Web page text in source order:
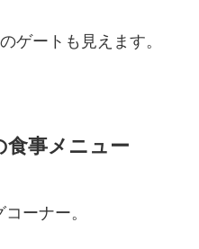
ゲートも見えます。
食事メニュー
ーナー。